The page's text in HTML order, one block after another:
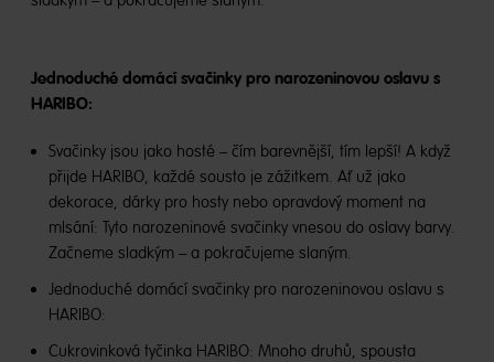
Jednoduché domácí svačinky pro narozeninovou oslavu s
HARIBO:
Svačinky jsou jako hosté – čím barevnější, tím lepší! A když
přijde HARIBO, každé sousto je zážitkem. Ať už jako
dekorace, dárky pro hosty nebo opravdový moment na
mlsání: Tyto narozeninové svačinky vnesou do oslavy barvy.
Začneme sladkým – a pokračujeme slaným.
Jednoduché domácí svačinky pro narozeninovou oslavu s
HARIBO:
Cukrovinková tyčinka HARIBO: Mnoho druhů, spousta